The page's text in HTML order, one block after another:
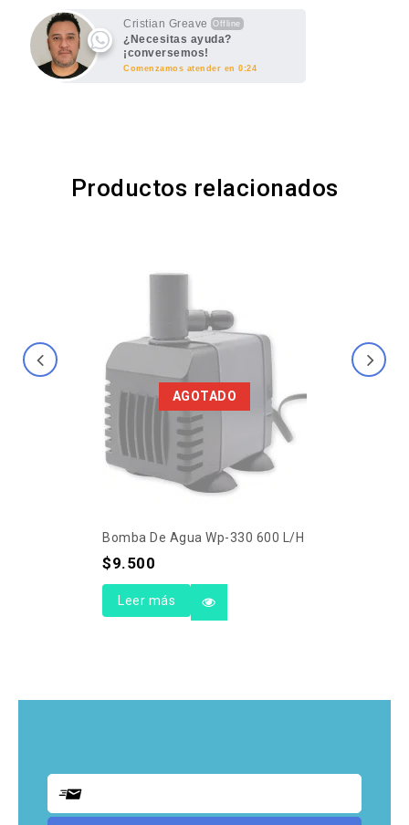
Cristian Greave Offline
¿Necesitas ayuda?
¡conversemos!
Comenzamos atender en 0:24
Productos relacionados
AGOTADO
Bomba De Agua Wp-330 600 L/h
$9.500
Leer más